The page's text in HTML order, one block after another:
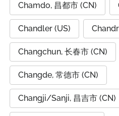
Chamdo, 昌都市 (CN)
Chandler (US)
Changchun, 长春市 (CN)
Changde, 常德市 (CN)
Changji/Sanji, 昌吉市 (CN)